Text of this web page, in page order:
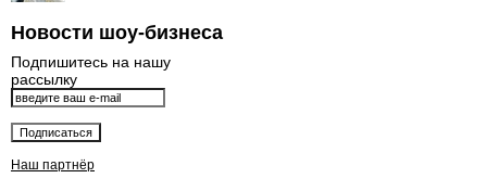
Новости шоу-бизнеса
Подпишитесь на нашу
рассылку
Наш партнёр